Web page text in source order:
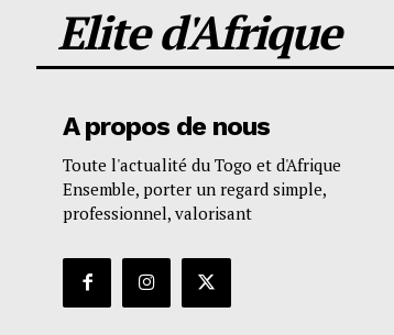
Elite d'Afrique
A propos de nous
Toute l'actualité du Togo et d'Afrique
Ensemble, porter un regard simple,
professionnel, valorisant